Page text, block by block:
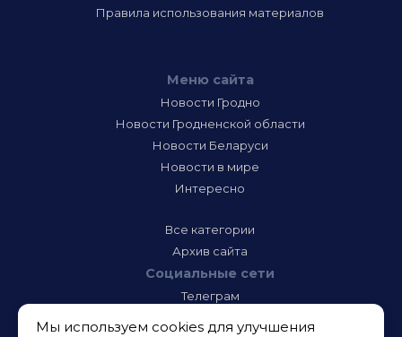
Правила использования материалов
Меню сайта
Новости Гродно
Новости Гродненской области
Новости Беларуси
Новости в мире
Интересно
Все категории
Архив сайта
Социальные сети
Телеграм
Инстаграм
Мы используем cookies для улучшения